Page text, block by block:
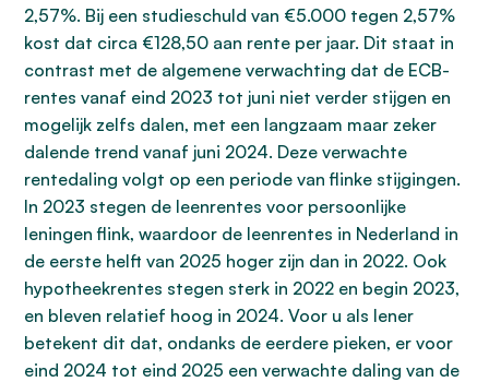
2,57%. Bij een studieschuld van €5.000 tegen 2,57%
kost dat circa €128,50 aan rente per jaar. Dit staat in
contrast met de algemene verwachting dat de ECB-
rentes vanaf eind 2023 tot juni niet verder stijgen en
mogelijk zelfs dalen, met een langzaam maar zeker
dalende trend vanaf juni 2024. Deze verwachte
rentedaling volgt op een periode van flinke stijgingen.
In 2023 stegen de leenrentes voor persoonlijke
leningen flink, waardoor de leenrentes in Nederland in
de eerste helft van 2025 hoger zijn dan in 2022. Ook
hypotheekrentes stegen sterk in 2022 en begin 2023,
en bleven relatief hoog in 2024. Voor u als lener
betekent dit dat, ondanks de eerdere pieken, er voor
eind 2024 tot eind 2025 een verwachte daling van de